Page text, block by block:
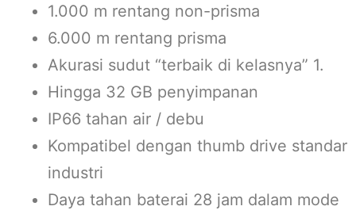
1.000 m rentang non-prisma
6.000 m rentang prisma
Akurasi sudut “terbaik di kelasnya” 1.
Hingga 32 GB penyimpanan
IP66 tahan air / debu
Kompatibel dengan thumb drive standar
industri
Daya tahan baterai 28 jam dalam mode